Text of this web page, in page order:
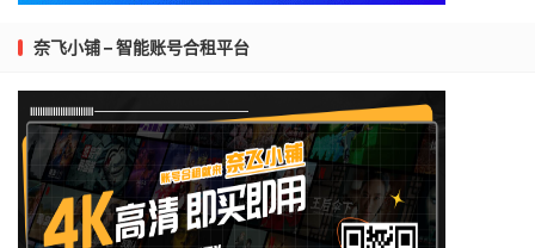
奈飞小铺 – 智能账号合租平台